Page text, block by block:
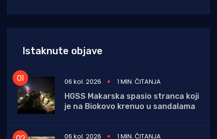
Istaknute objave
06 kol. 2026
1 MIN. ČITANJA
HGSS Makarska spasio stranca koji
je na Biokovo krenuo u sandalama
06 kol. 2026 1 MIN. ČITANJA